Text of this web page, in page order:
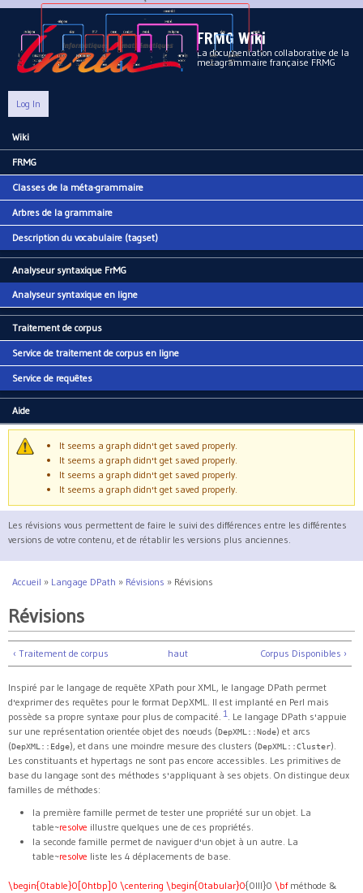
Aller au contenu principal
FRMG Wiki
La documentation collaborative de la
metagrammaire française FRMG
Log In
Main menu
Wiki
FRMG
Classes de la méta-grammaire
Arbres de la grammaire
Description du vocabulaire (tagset)
Analyseur syntaxique FrMG
Analyseur syntaxique en ligne
Traitement de corpus
Service de traitement de corpus en ligne
Service de requêtes
Aide
Message d'avertissement
It seems a graph didn't get saved properly.
It seems a graph didn't get saved properly.
It seems a graph didn't get saved properly.
It seems a graph didn't get saved properly.
Les révisions vous permettent de faire le suivi des différences entre les différentes
versions de votre contenu, et de rétablir les versions plus anciennes.
Vous êtes ici
Accueil » Langage DPath » Révisions » Révisions
Révisions
‹ Traitement de corpus haut Corpus Disponibles ›
Inspiré par le langage de requête XPath pour XML, le langage DPath permet
d'exprimer des requêtes pour le format DepXML. Il est implanté en Perl mais
possède sa propre syntaxe pour plus de compacité. 1. Le langage DPath s'appuie
sur une représentation orientée objet des noeuds (DepXML::Node) et arcs
(DepXML::Edge), et dans une moindre mesure des clusters (DepXML::Cluster).
Les constituants et hypertags ne sont pas encore accessibles. Les primitives de
base du langage sont des méthodes s'appliquant à ses objets. On distingue deux
familles de méthodes:
la première famille permet de tester une propriété sur un objet. La
table~resolve illustre quelques une de ces propriétés.
la seconde famille permet de naviguer d'un objet à un autre. La
table~resolve liste les 4 déplacements de base.
\begin{0table}0[0htbp]0 \centering \begin{0tabular}0{0lll}0 \bfméthode &